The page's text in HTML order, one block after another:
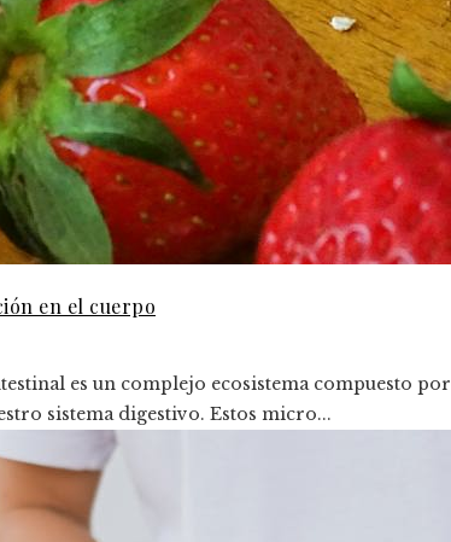
en el cuerpo
es un complejo ecosistema compuesto por
sistema digestivo. Estos micro...